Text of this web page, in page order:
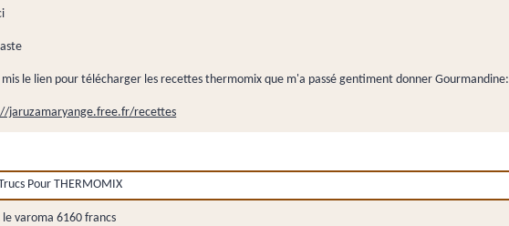
mis le lien pour télécharger les recettes thermomix que m'a passé gentiment donner
jaruzamaryange.free.fr/recettes
Pour THERMOMIX
le varoma 6160 francs